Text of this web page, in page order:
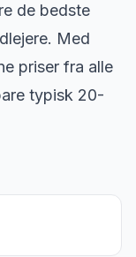
de bedste
Med
priser fra alle
typisk 20-